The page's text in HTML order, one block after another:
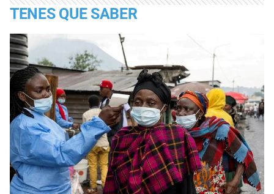
TENES QUE SABER